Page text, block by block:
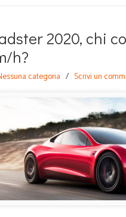
2020, chi
h?
categoria / Scrivi un